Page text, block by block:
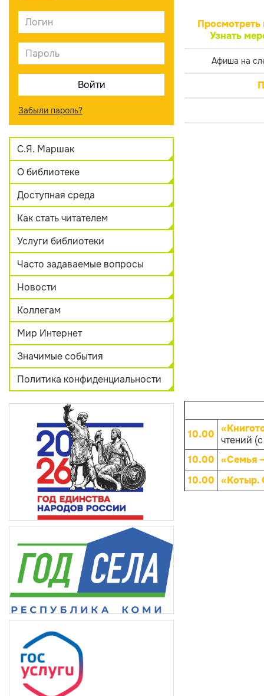
Забыли пароль?
С.Я. Маршак
О библиотеке
Доступная среда
Как стать читателем
Услуги библиотеки
Часто задаваемые вопросы
Новости
Коллегам
Мир Интернет
Значимые события
Политика конфиденциальности
Просмотреть
Узнать
Афиша на
10.00 чтений
10.00 «Семья
10.00 «Котыр.